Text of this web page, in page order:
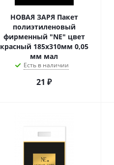
НОВАЯ ЗАРЯ Пакет
полиэтиленовый
фирменный "NE" цвет
красный 185х310мм 0,05
мм мал
Есть в наличии
21 ₽